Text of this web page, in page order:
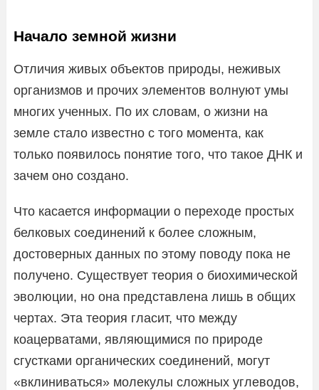
Начало земной жизни
Отличия живых объектов природы, неживых
организмов и прочих элементов волнуют умы
многих ученных. По их словам, о жизни на
земле стало известно с того момента, как
только появилось понятие того, что такое ДНК и
зачем оно создано.
Что касается информации о переходе простых
белковых соединений к более сложным,
достоверных данных по этому поводу пока не
получено. Существует теория о биохимической
эволюции, но она представлена лишь в общих
чертах. Эта теория гласит, что между
коацерватами, являющимися по природе
сгустками органических соединений, могут
«вклиниваться» молекулы сложных углеводов,